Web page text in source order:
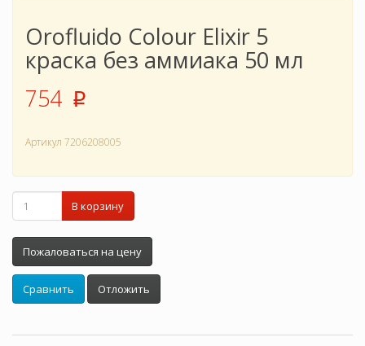
Orofluido Colour Elixir 5
краска без аммиака 50 мл
754 p
Артикул 7206208005
В корзину
Пожаловаться на цену
Сравнить Отложить